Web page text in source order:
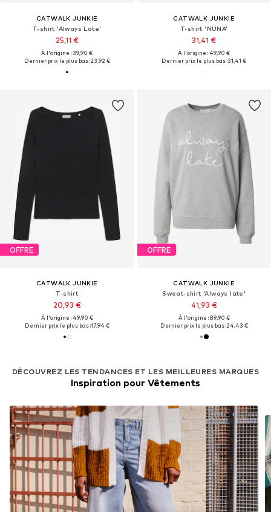
CATWALK JUNKIE
T-shirt 'Always Late'
25,11 €
À l'origine : 39,90 €
Dernier prix le plus bas :23,92 €
CATWALK JUNKIE
T-shirt 'NUNA'
31,41 €
À l'origine : 49,90 €
Dernier prix le plus bas :31,41 €
OFFRE
CATWALK JUNKIE
T-shirt
20,93 €
À l'origine : 49,90 €
Dernier prix le plus bas :17,94 €
OFFRE
CATWALK JUNKIE
Sweat-shirt 'Always late'
41,93 €
À l'origine : 89,90 €
Dernier prix le plus bas :24,43 €
DÉCOUVREZ LES TENDANCES ET LES MEILLEURES MARQUES
Inspiration pour Vêtements